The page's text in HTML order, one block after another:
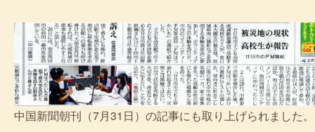
中国新聞朝刊（7月31日）の記事にも取り上げられました。